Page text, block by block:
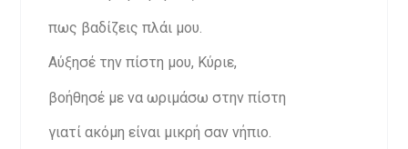
πως βαδίζεις πλάι μου.
Αύξησέ την πίστη μου, Κύριε,
βοήθησέ με να ωριμάσω στην πίστη
γιατί ακόμη είναι μικρή σαν νήπιο.